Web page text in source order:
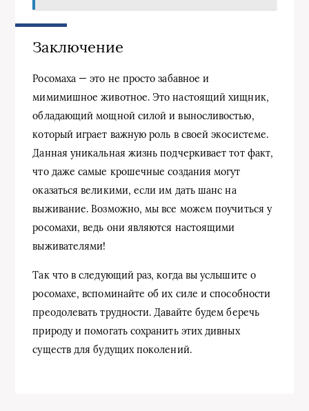
Заключение
Росомаха — это не просто забавное и
мимимишное животное. Это настоящий хищник,
обладающий мощной силой и выносливостью,
который играет важную роль в своей экосистеме.
Данная уникальная жизнь подчеркивает тот факт,
что даже самые крошечные создания могут
оказаться великими, если им дать шанс на
выживание. Возможно, мы все можем поучиться у
росомахи, ведь они являются настоящими
выживателями!
Так что в следующий раз, когда вы услышите о
росомахе, вспоминайте об их силе и способности
преодолевать трудности. Давайте будем беречь
природу и помогать сохранить этих дивных
существ для будущих поколений.